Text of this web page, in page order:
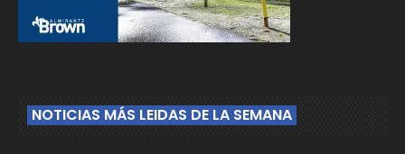
NOTICIAS MÁS LEIDAS DE LA SEMANA